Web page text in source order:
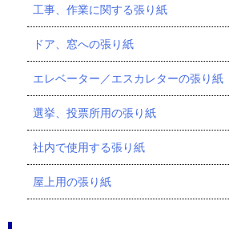
工事、作業に関する張り紙
ドア、窓への張り紙
エレベーター／エスカレターの張り紙
選挙、投票所用の張り紙
社内で使用する張り紙
屋上用の張り紙